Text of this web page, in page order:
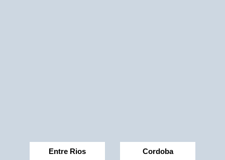
Entre Rios Cordoba